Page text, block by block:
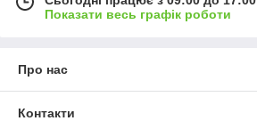
Показати весь графік роботи
Про нас
Контакти